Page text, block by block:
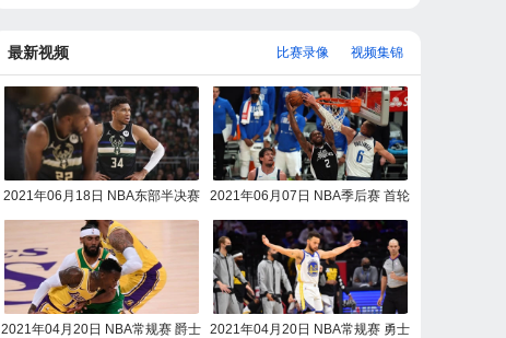
最新视频 视频集锦
比赛录像
2021年06月18日 NBA东部半决赛
2021年06月07日 NBA季后赛 首轮
2021年04月20日 NBA常规赛 爵士 2021年04月20日 NBA常规赛 勇士